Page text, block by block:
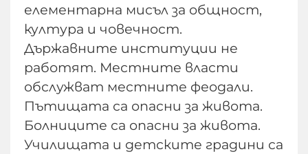
елементарна мисъл за общност,
култура и човечност.
Държавните институции не
работят. Местните власти
обслужват местните феодали.
Пътищата са опасни за живота.
Болниците са опасни за живота.
Училищата и детските градини са